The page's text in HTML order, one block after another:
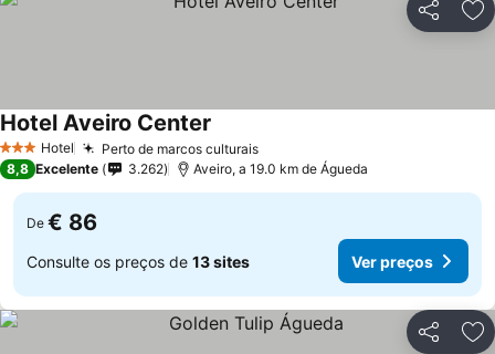
Partilhar
3 EstrelasHotel Perto de marcos culturais
Hotel Aveiro Center
8,8 Excelente 3.262 Aveiro, a 19.0 km de Águeda
De € 86
Consulte os preços de 13 sites Ver preços
Partilhar